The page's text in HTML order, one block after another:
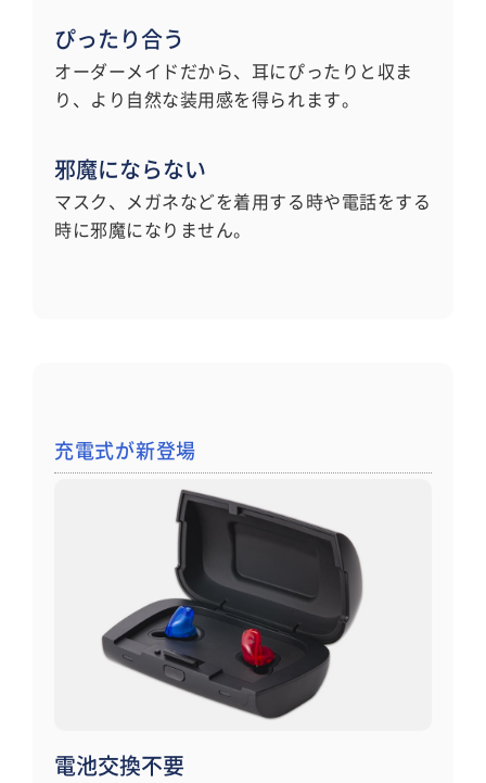
ぴったり合う
オーダーメイドだから、耳にぴったりと収ま
り、より自然な装用感を得られます。
邪魔にならない
マスク、メガネなどを着用する時や電話をする
時に邪魔になりません。
充電式が新登場
電池交換不要